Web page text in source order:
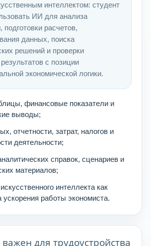
интеллектом: студент
ИИ для анализа
расчетов,
данных, поиска
решений и проверки
с позиции
экономической логики.
финансовые показатели и
выводы;
отчетности, затрат, налогов и
деятельности;
справок, сценариев и
материалов;
интеллекта как
ускорения работы экономиста.
для трудоустройства